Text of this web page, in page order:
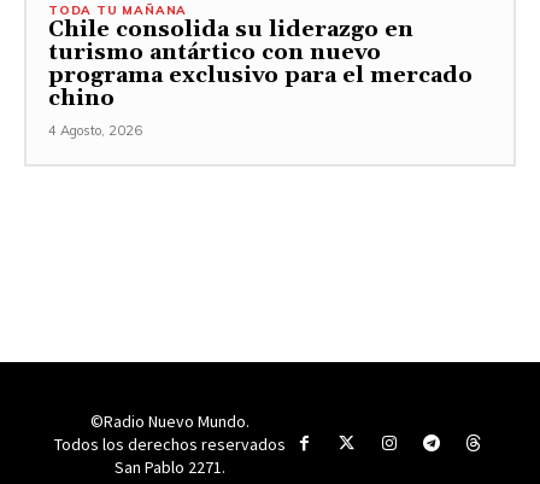
TODA TU MAÑANA
Chile consolida su liderazgo en
turismo antártico con nuevo
programa exclusivo para el mercado
chino
4 Agosto, 2026
©Radio Nuevo Mundo.
Todos los derechos reservados
San Pablo 2271.